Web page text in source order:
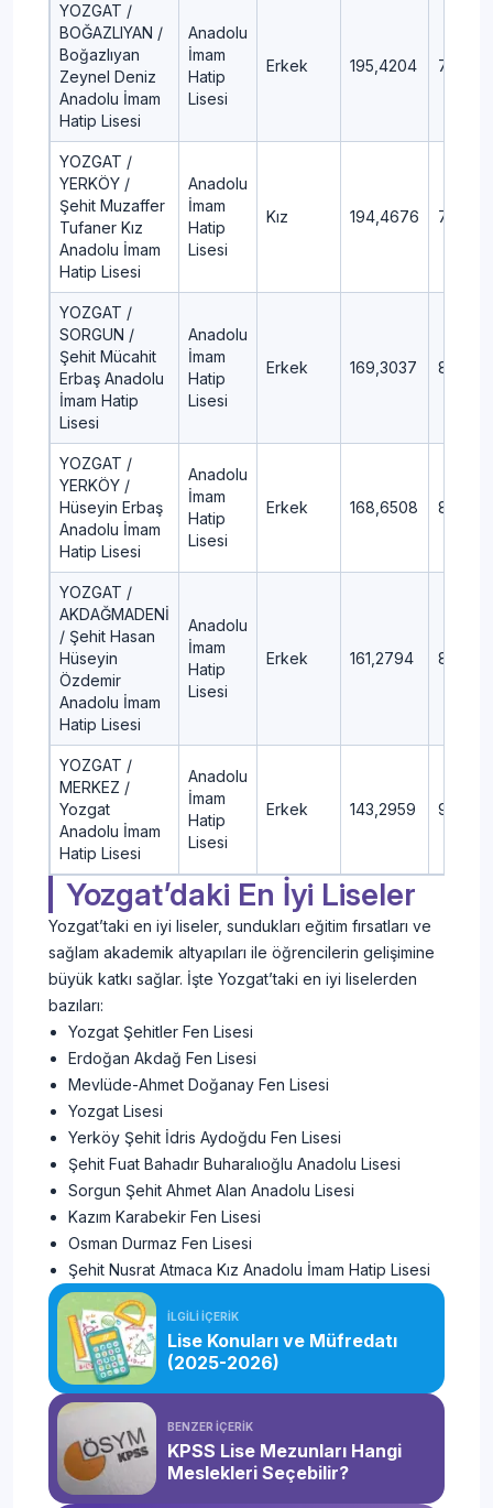
YOZGAT /
BOĞAZLIYAN /
Boğazlıyan
Zeynel Deniz
Anadolu İmam
Hatip Lisesi
Anadolu
İmam
Hatip
Lisesi
Erkek 195,4204 79,02
YOZGAT /
YERKÖY /
Şehit Muzaffer
Tufaner Kız
Anadolu İmam
Hatip Lisesi
Anadolu
İmam
Hatip
Lisesi
Kız 194,4676 79,65
YOZGAT /
SORGUN /
Şehit Mücahit
Erbaş Anadolu
İmam Hatip
Lisesi
Anadolu
İmam
Hatip
Lisesi
Erkek 169,3037 87,49
YOZGAT /
YERKÖY /
Hüseyin Erbaş
Anadolu İmam
Hatip Lisesi
Anadolu
İmam
Hatip
Lisesi
Erkek 168,6508 87,6
YOZGAT /
AKDAĞMADENİ
/ Şehit Hasan
Hüseyin
Özdemir
Anadolu İmam
Hatip Lisesi
Anadolu
İmam
Hatip
Lisesi
Erkek 161,2794 88,94
YOZGAT /
MERKEZ /
Yozgat
Anadolu İmam
Hatip Lisesi
Anadolu
İmam
Hatip
Lisesi
Erkek 143,2959 92,18
Yozgat’daki En İyi Liseler
Yozgat’taki en iyi liseler, sundukları eğitim fırsatları ve
sağlam akademik altyapıları ile öğrencilerin gelişimine
büyük katkı sağlar. İşte Yozgat’taki en iyi liselerden
bazıları:
Yozgat Şehitler Fen Lisesi
Erdoğan Akdağ Fen Lisesi
Mevlüde-Ahmet Doğanay Fen Lisesi
Yozgat Lisesi
Yerköy Şehit İdris Aydoğdu Fen Lisesi
Şehit Fuat Bahadır Buharalıoğlu Anadolu Lisesi
Sorgun Şehit Ahmet Alan Anadolu Lisesi
Kazım Karabekir Fen Lisesi
Osman Durmaz Fen Lisesi
Şehit Nusrat Atmaca Kız Anadolu İmam Hatip Lisesi
İLGİLİ İÇERİK
Lise Konuları ve Müfredatı
(2025-2026)
BENZER İÇERİK
KPSS Lise Mezunları Hangi
Meslekleri Seçebilir?